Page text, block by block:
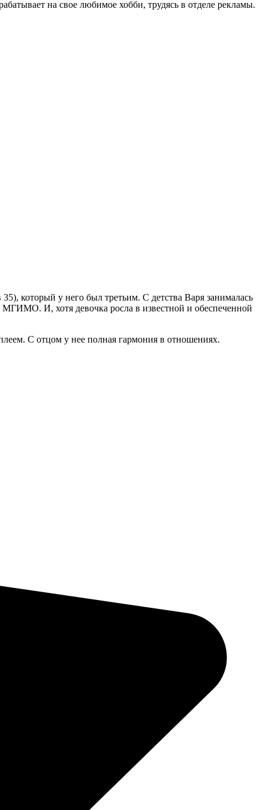
на свое любимое хобби, трудясь в отделе рекламы.
который у него был третьим. С детства Варя занималась
И, хотя девочка росла в известной и обеспеченной
С отцом у нее полная гармония в отношениях.